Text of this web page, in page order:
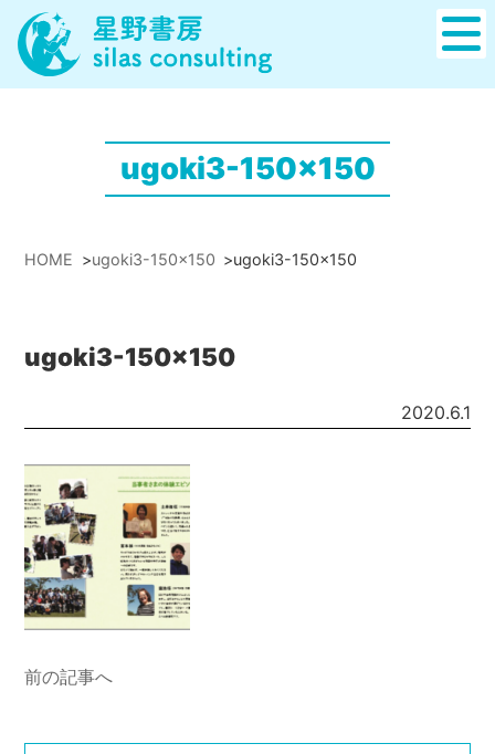
ugoki3-150x150
HOME >ugoki3-150x150 >ugoki3-150x150
ugoki3-150x150
2020.6.1
前の記事へ